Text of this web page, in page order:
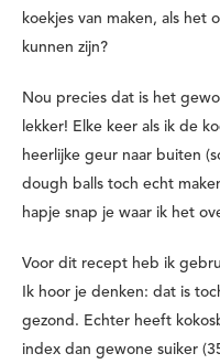
koekjes van maken, als het
kunnen zijn?
Nou precies dat is het
lekker! Elke keer als ik de
heerlijke geur naar buiten
dough balls toch echt
hapje snap je waar ik het
Voor dit recept heb ik
Ik hoor je denken: dat is
gezond. Echter heeft
index dan gewone suiker